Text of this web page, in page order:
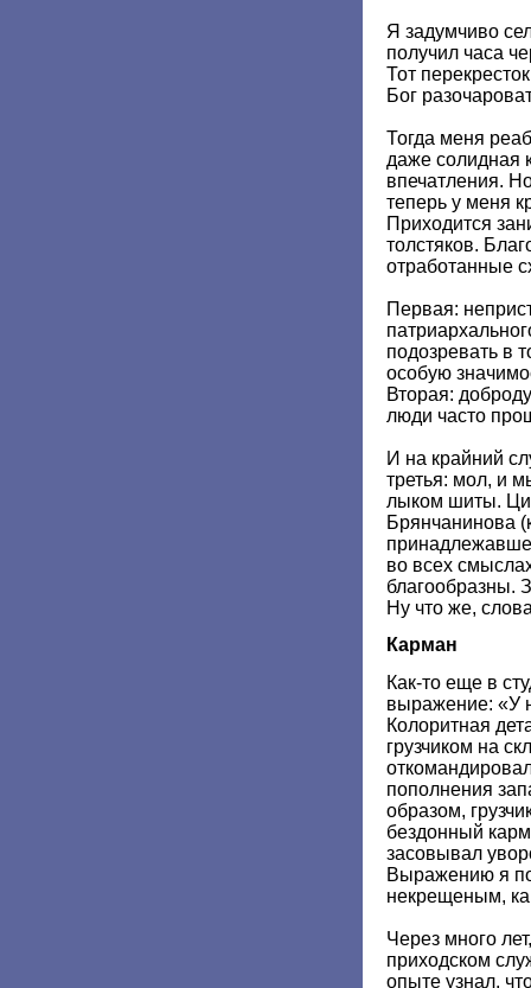
Я задумчиво
получил часа
Тот
Бог
Тогда меня
даже солидная
впечатления.
теперь у меня
Приходится
толстяков.
отработанные
Первая:
подозревать в
особую
Вторая:
люди часто
И на крайний
третья: мол, и
лыком шиты.
Брянчанинова
во всех
благообразны.
Ну что же,
Карман
Как-то еще в
выражение: «У
Колоритная
грузчиком на
пополнения
образом,
бездонный
засовывал
Выражению я
некрещеным,
Через много
приходском
опыте узнал,